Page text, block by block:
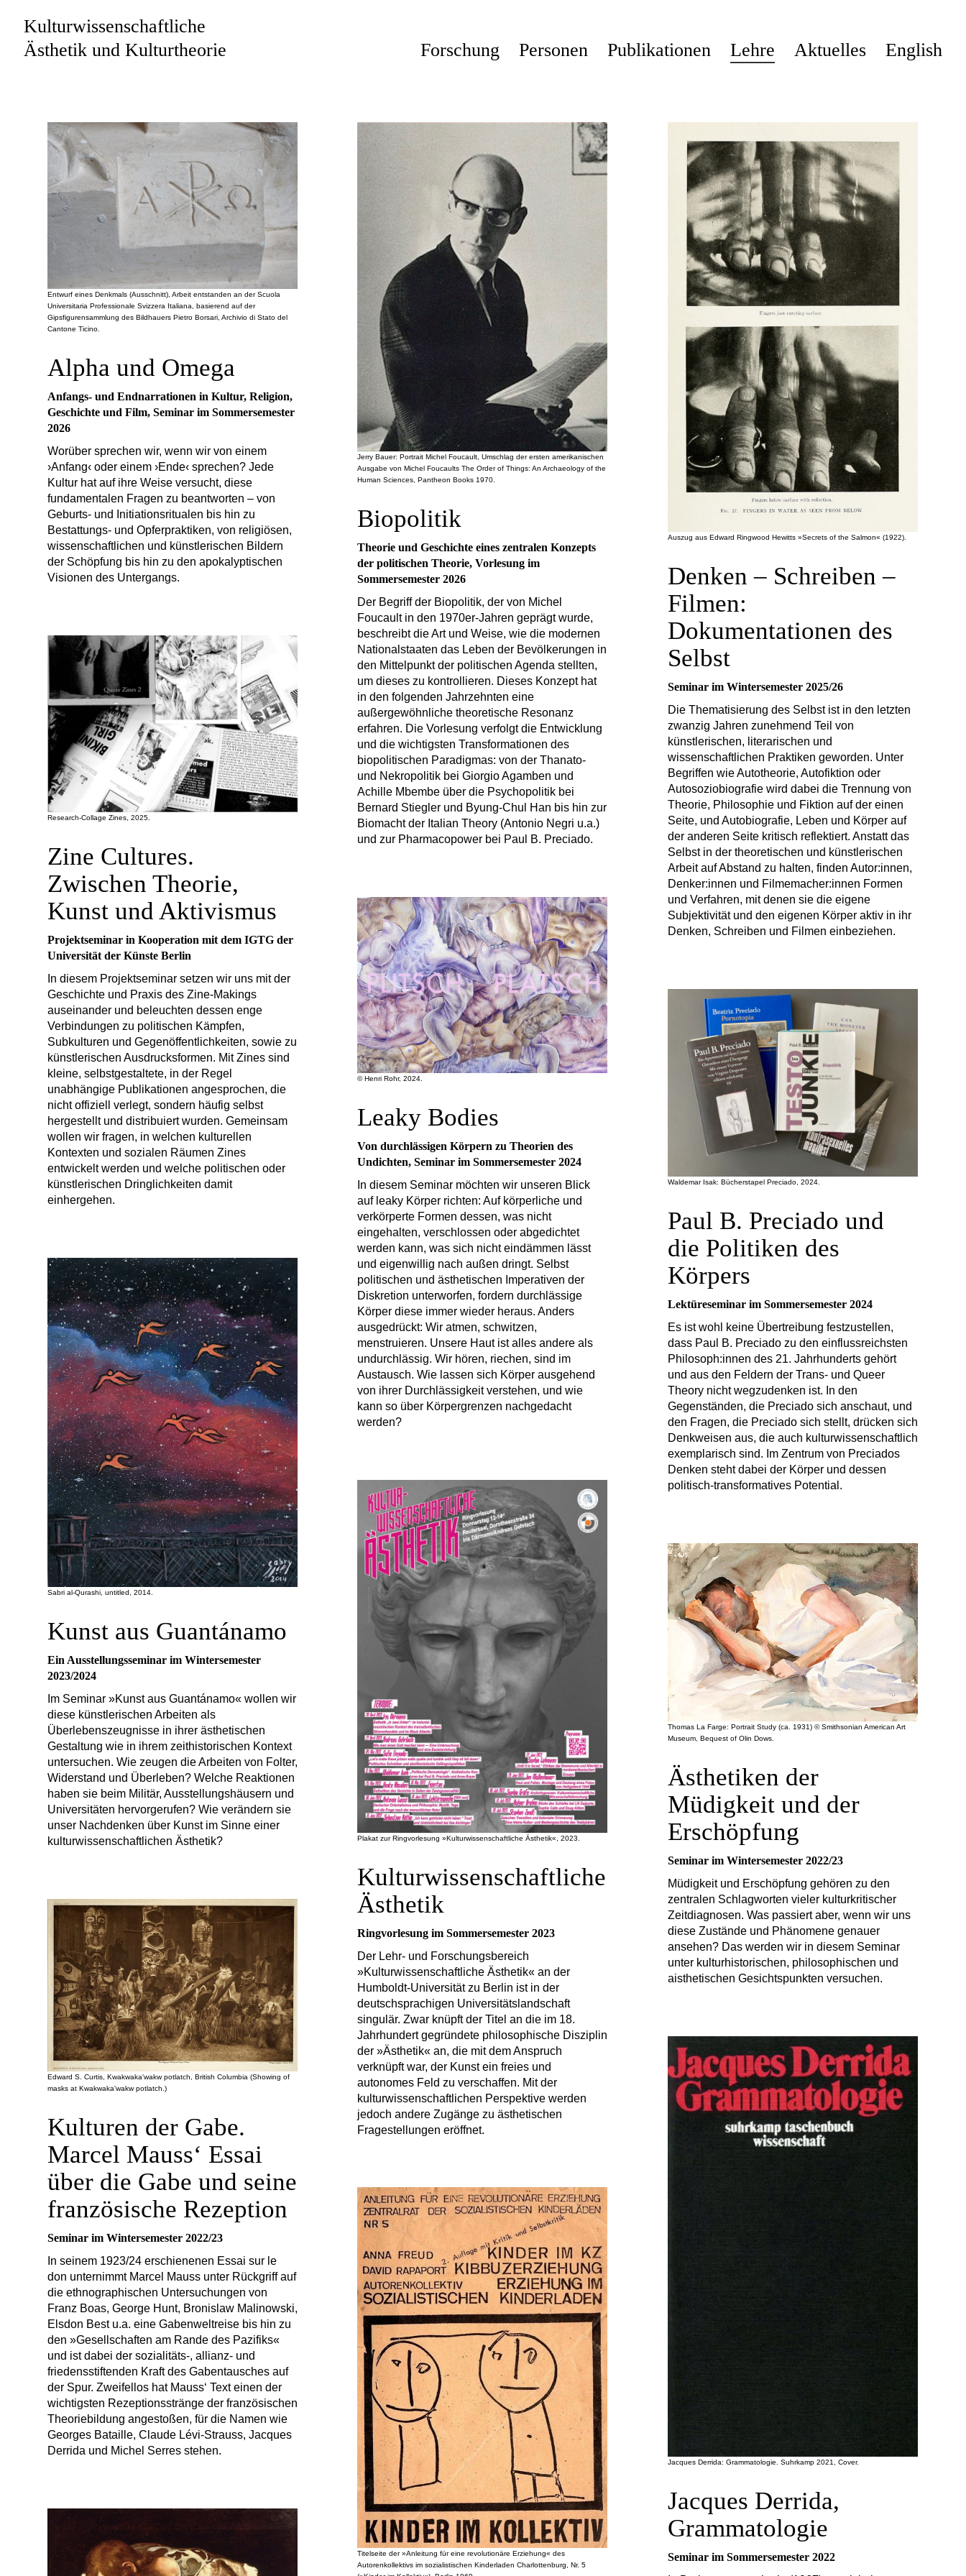
Kulturwissenschaftliche
Ästhetik und Kulturtheorie
Forschung Personen Publikationen Lehre Aktuelles English
Entwurf eines Denkmals (Ausschnitt), Arbeit entstanden an der Scuola
Universitaria Professionale Svizzera Italiana, basierend auf der
Gipsfigurensammlung des Bildhauers Pietro Borsari, Archivio di Stato del
Cantone Ticino.
Alpha und Omega
Anfangs- und Endnarrationen in Kultur, Religion,
Geschichte und Film, Seminar im Sommersemester
2026
Worüber sprechen wir, wenn wir von einem
›Anfang‹ oder einem ›Ende‹ sprechen? Jede
Kultur hat auf ihre Weise versucht, diese
fundamentalen Fragen zu beantworten – von
Geburts- und Initiationsritualen bis hin zu
Bestattungs- und Opferpraktiken, von religiösen,
wissenschaftlichen und künstlerischen Bildern
der Schöpfung bis hin zu den apokalyptischen
Visionen des Untergangs.
Jerry Bauer: Portrait Michel Foucault, Umschlag der ersten amerikanischen
Ausgabe von Michel Foucaults The Order of Things: An Archaeology of the
Human Sciences, Pantheon Books 1970.
Biopolitik
Theorie und Geschichte eines zentralen Konzepts
der politischen Theorie, Vorlesung im
Sommersemester 2026
Der Begriff der Biopolitik, der von Michel
Foucault in den 1970er-Jahren geprägt wurde,
beschreibt die Art und Weise, wie die modernen
Nationalstaaten das Leben der Bevölkerungen in
den Mittelpunkt der politischen Agenda stellten,
um dieses zu kontrollieren. Dieses Konzept hat
in den folgenden Jahrzehnten eine
außergewöhnliche theoretische Resonanz
erfahren. Die Vorlesung verfolgt die Entwicklung
und die wichtigsten Transformationen des
biopolitischen Paradigmas: von der Thanato-
und Nekropolitik bei Giorgio Agamben und
Achille Mbembe über die Psychopolitik bei
Bernard Stiegler und Byung-Chul Han bis hin zur
Biomacht der Italian Theory (Antonio Negri u.a.)
und zur Pharmacopower bei Paul B. Preciado.
Auszug aus Edward Ringwood Hewitts »Secrets of the Salmon« (1922).
Denken – Schreiben –
Filmen:
Dokumentationen des
Selbst
Seminar im Wintersemester 2025/26
Die Thematisierung des Selbst ist in den letzten
zwanzig Jahren zunehmend Teil von
künstlerischen, literarischen und
wissenschaftlichen Praktiken geworden. Unter
Begriffen wie Autotheorie, Autofiktion oder
Autosoziobiografie wird dabei die Trennung von
Theorie, Philosophie und Fiktion auf der einen
Seite, und Autobiografie, Leben und Körper auf
der anderen Seite kritisch reflektiert. Anstatt das
Selbst in der theoretischen und künstlerischen
Arbeit auf Abstand zu halten, finden Autor:innen,
Denker:innen und Filmemacher:innen Formen
und Verfahren, mit denen sie die eigene
Subjektivität und den eigenen Körper aktiv in ihr
Denken, Schreiben und Filmen einbeziehen.
Research-Collage Zines, 2025.
Zine Cultures.
Zwischen Theorie,
Kunst und Aktivismus
Projektseminar in Kooperation mit dem IGTG der
Universität der Künste Berlin
In diesem Projektseminar setzen wir uns mit der
Geschichte und Praxis des Zine-Makings
auseinander und beleuchten dessen enge
Verbindungen zu politischen Kämpfen,
Subkulturen und Gegenöffentlichkeiten, sowie zu
künstlerischen Ausdrucksformen. Mit Zines sind
kleine, selbstgestaltete, in der Regel
unabhängige Publikationen angesprochen, die
nicht offiziell verlegt, sondern häufig selbst
hergestellt und distribuiert wurden. Gemeinsam
wollen wir fragen, in welchen kulturellen
Kontexten und sozialen Räumen Zines
entwickelt werden und welche politischen oder
künstlerischen Dringlichkeiten damit
einhergehen.
© Henri Rohr, 2024.
Leaky Bodies
Von durchlässigen Körpern zu Theorien des
Undichten, Seminar im Sommersemester 2024
In diesem Seminar möchten wir unseren Blick
auf leaky Körper richten: Auf körperliche und
verkörperte Formen dessen, was nicht
eingehalten, verschlossen oder abgedichtet
werden kann, was sich nicht eindämmen lässt
und eigenwillig nach außen dringt. Selbst
politischen und ästhetischen Imperativen der
Diskretion unterworfen, fordern durchlässige
Körper diese immer wieder heraus. Anders
ausgedrückt: Wir atmen, schwitzen,
menstruieren. Unsere Haut ist alles andere als
undurchlässig. Wir hören, riechen, sind im
Austausch. Wie lassen sich Körper ausgehend
von ihrer Durchlässigkeit verstehen, und wie
kann so über Körpergrenzen nachgedacht
werden?
Waldemar Isak: Bücherstapel Preciado, 2024.
Paul B. Preciado und
die Politiken des
Körpers
Lektüreseminar im Sommersemester 2024
Es ist wohl keine Übertreibung festzustellen,
dass Paul B. Preciado zu den einflussreichsten
Philosoph:innen des 21. Jahrhunderts gehört
und aus den Feldern der Trans- und Queer
Theory nicht wegzudenken ist. In den
Gegenständen, die Preciado sich anschaut, und
den Fragen, die Preciado sich stellt, drücken sich
Denkweisen aus, die auch kulturwissenschaftlich
exemplarisch sind. Im Zentrum von Preciados
Denken steht dabei der Körper und dessen
politisch-transformatives Potential.
Sabri al-Qurashi, untitled, 2014.
Kunst aus Guantánamo
Ein Ausstellungsseminar im Wintersemester
2023/2024
Im Seminar »Kunst aus Guantánamo« wollen wir
diese künstlerischen Arbeiten als
Überlebenszeugnisse in ihrer ästhetischen
Gestaltung wie in ihrem zeithistorischen Kontext
untersuchen. Wie zeugen die Arbeiten von Folter,
Widerstand und Überleben? Welche Reaktionen
haben sie beim Militär, Ausstellungshäusern und
Universitäten hervorgerufen? Wie verändern sie
unser Nachdenken über Kunst im Sinne einer
kulturwissenschaftlichen Ästhetik?
Plakat zur Ringvorlesung »Kulturwissenschaftliche Ästhetik«, 2023.
Kulturwissenschaftliche
Ästhetik
Ringvorlesung im Sommersemester 2023
Der Lehr- und Forschungsbereich
»Kulturwissenschaftliche Ästhetik« an der
Humboldt-Universität zu Berlin ist in der
deutschsprachigen Universitätslandschaft
singulär. Zwar knüpft der Titel an die im 18.
Jahrhundert gegründete philosophische Disziplin
der »Ästhetik« an, die mit dem Anspruch
verknüpft war, der Kunst ein freies und
autonomes Feld zu verschaffen. Mit der
kulturwissenschaftlichen Perspektive werden
jedoch andere Zugänge zu ästhetischen
Fragestellungen eröffnet.
Thomas La Farge: Portrait Study (ca. 1931) © Smithsonian American Art
Museum, Bequest of Olin Dows.
Ästhetiken der
Müdigkeit und der
Erschöpfung
Seminar im Wintersemester 2022/23
Müdigkeit und Erschöpfung gehören zu den
zentralen Schlagworten vieler kulturkritischer
Zeitdiagnosen. Was passiert aber, wenn wir uns
diese Zustände und Phänomene genauer
ansehen? Das werden wir in diesem Seminar
unter kulturhistorischen, philosophischen und
aisthetischen Gesichtspunkten versuchen.
Edward S. Curtis, Kwakwaka'wakw potlatch, British Columbia (Showing of
masks at Kwakwaka'wakw potlatch.)
Kulturen der Gabe.
Marcel Mauss‘ Essai
über die Gabe und seine
französische Rezeption
Seminar im Wintersemester 2022/23
In seinem 1923/24 erschienenen Essai sur le
don unternimmt Marcel Mauss unter Rückgriff auf
die ethnographischen Untersuchungen von
Franz Boas, George Hunt, Bronislaw Malinowski,
Elsdon Best u.a. eine Gabenweltreise bis hin zu
den »Gesellschaften am Rande des Pazifiks«
und ist dabei der sozialitäts-, allianz- und
friedensstiftenden Kraft des Gabentausches auf
der Spur. Zweifellos hat Mauss‘ Text einen der
wichtigsten Rezeptionsstränge der französischen
Theoriebildung angestoßen, für die Namen wie
Georges Bataille, Claude Lévi-Strauss, Jacques
Derrida und Michel Serres stehen.
Jacques Derrida: Grammatologie. Suhrkamp 2021, Cover.
Jacques Derrida,
Grammatologie
Seminar im Sommersemester 2022
Titelseite der »Anleitung für eine revolutionäre Erziehung« des
Autorenkollektivs im sozialistischen Kinderladen Charlottenburg, Nr. 5